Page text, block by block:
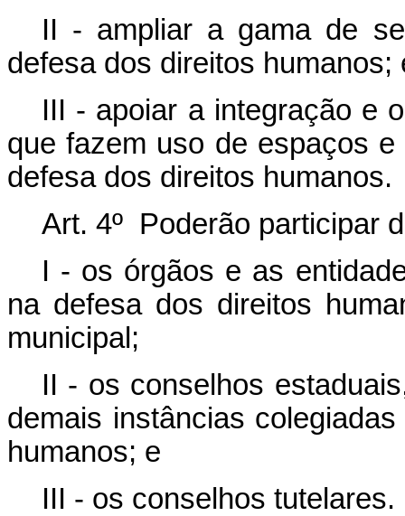
II - ampliar a gama de
defesa dos direitos humanos;
III - apoiar a integração e
que fazem uso de espaços
defesa dos direitos humanos.
Art. 4º Poderão participar
I - os órgãos e as
na defesa dos direitos
municipal;
II - os conselhos
demais instâncias
humanos; e
III - os conselhos tutelares.